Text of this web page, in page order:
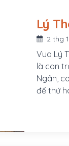
2 thg
Vua Lý
là con
Ngân,
đế thứ